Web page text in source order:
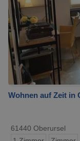
Wohnen auf Zeit in
61440 Oberursel